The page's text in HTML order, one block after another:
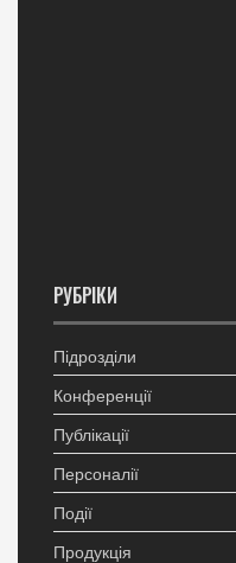
РУБРІКИ
Підрозділи
Конференції
Публікації
Персоналії
Події
Продукція